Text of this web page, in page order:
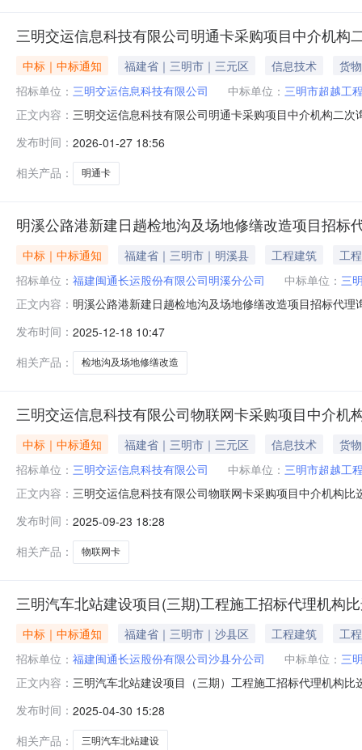
三明交运信息科技有限公司明通卡采购项目中介机构
中标｜中标通知 福建省｜三明市｜三元区 信息技术
货物
招标单位： 三明交运信息科技有限公司 中标单位： 三明市超越工
正文内容： 三明交运信息科技有限公司明通卡采购项目中介机构二
二次询价的中标候选人为：三明市超越工程招标咨询有
通卡采购项目中介机构二次询价3、
发布时间： 2026-01-27 18:56
相关产品：
明通卡
明溪公路港新建日趟检地沟及场地修缮改造项目招标
中标｜中标通知 福建省｜三明市｜明溪县 工程建筑
工程
招标单位： 福建闽通长运股份有限公司明溪分公司 中标单位： 三
正文内容： 明溪公路港新建日趟检地沟及场地修缮改造项目招标代
三、服务内容：负责明溪公路港新建日趟检地沟及场地
2100元；第二中标候选人：福建鼎蓬工
发布时间： 2025-12-18 10:47
相关产品：
检地沟及场地修缮改造
三明交运信息科技有限公司物联网卡采购项目中介机
中标｜中标通知 福建省｜三明市｜三元区 信息技术
货物
招标单位： 三明交运信息科技有限公司 中标单位： 三明市超越工
正文内容： 三明交运信息科技有限公司物联网卡采购项目中介机构
项目；三、比选地点：三明交运信息科技有限公司会议
发布时间： 2025-09-23 18:28
相关产品：
物联网卡
三明汽车北站建设项目(三期)工程施工招标代理机构
中标｜中标通知 福建省｜三明市｜沙县区 工程建筑
工程
招标单位： 福建闽通长运股份有限公司沙县分公司 中标单位： 三
正文内容： 三明汽车北站建设项目（三期）工程施工招标代理机构
车北站建设项目（三期）工程施工招标代理三、费用收
比选办法：采用摸球方式确定
发布时间： 2025-04-30 15:28
相关产品：
三明汽车北站建设